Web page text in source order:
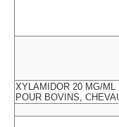
XYLAMIDOR 20 MG/ML
POUR BOVINS,